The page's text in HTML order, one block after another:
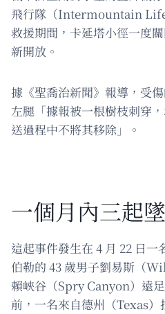
飛行隊（Intermountain
救援期間，卡延塔小徑一度
新開放。
據《聖喬治新聞》報導，受
左腿「據報被一根樹枝刺穿
送過程中不將其移除」。
一個月內三起
這起事件發生在 4 月 22 日
伯勒的 43 歲男子劉易斯（
賴峽谷（Spry Canyon）遠
前，一名來自德州（Texas